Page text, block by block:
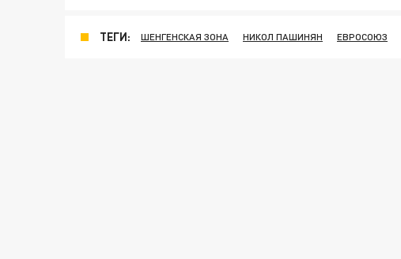
ТЕГИ: ШЕНГЕНСКАЯ ЗОНА НИКОЛ ПАШИНЯН ЕВРОСОЮЗ